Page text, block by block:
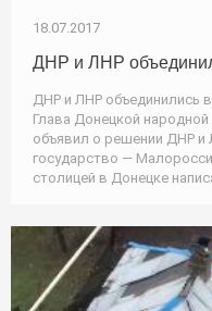
18.07.2017
ДНР и ЛНР
ДНР и ЛНР объединились
Глава Донецкой
объявил о решении ДНР и
государство —
столицей в Донецке